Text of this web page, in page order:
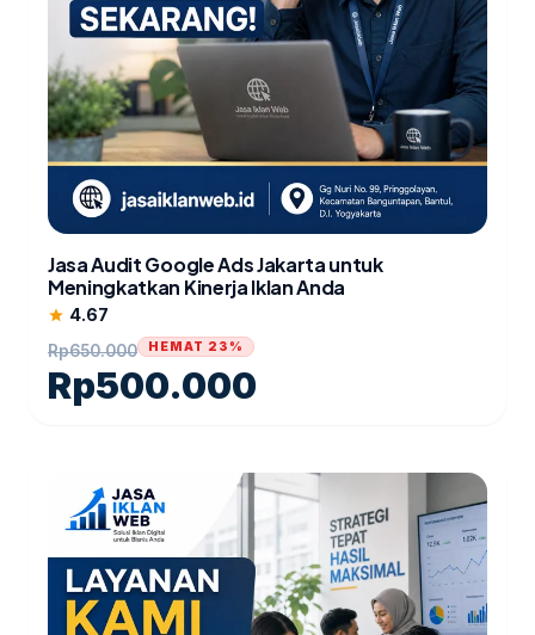
Jasa Audit Google Ads Jakarta untuk
Meningkatkan Kinerja Iklan Anda
star 4.67
Rp650.000
Rp500.000
HEMAT 23%